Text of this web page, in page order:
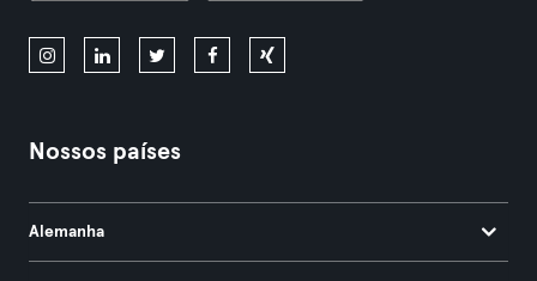
Nossos países
Alemanha